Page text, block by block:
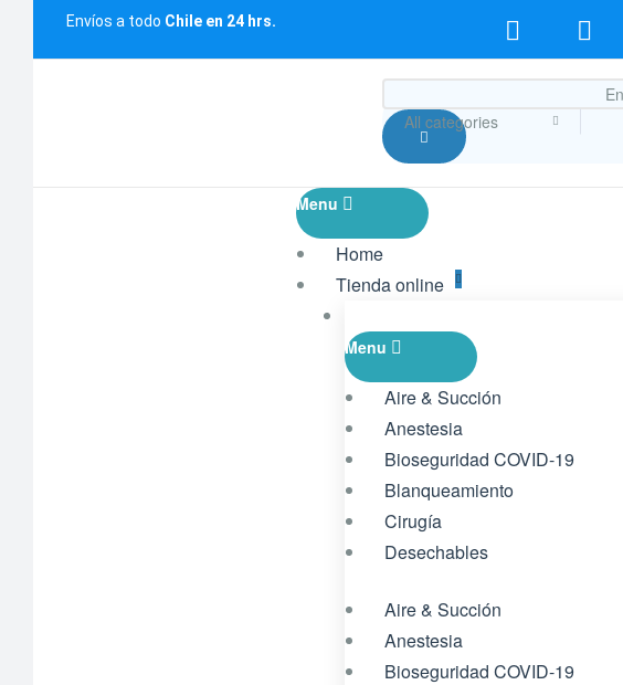
Envíos a todo Chile en 24 hrs.
All categories
Menu
Home
Tienda online
Menu
Aire & Succión
Anestesia
Bioseguridad COVID-19
Blanqueamiento
Cirugía
Desechables
Aire & Succión
Anestesia
Bioseguridad COVID-19